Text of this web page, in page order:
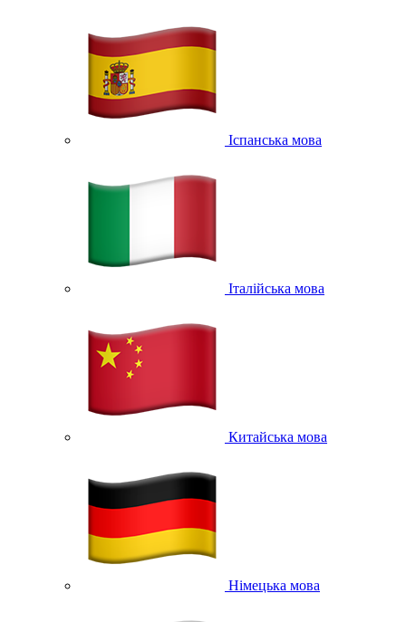
Іспанська мова
Італійська мова
Китайська мова
Німецька мова